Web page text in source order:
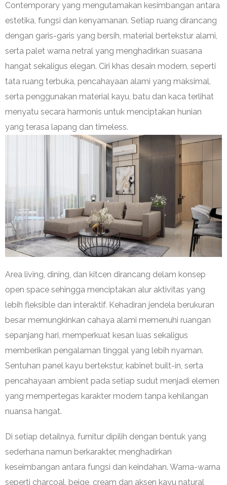
Contemporary yang mengutamakan kesimbangan antara
estetika, fungsi dan kenyamanan. Setiap ruang dirancang
dengan garis-garis yang bersih, material bertekstur alami,
serta palet warna netral yang menghadirkan suasana
hangat sekaligus elegan. Ciri khas desain modern, seperti
tata ruang terbuka, pencahayaan alami yang maksimal,
serta penggunakan material kayu, batu dan kaca terlihat
menyatu secara harmonis untuk menciptakan hunian
yang terasa lapang dan timeless.
Area living, dining, dan kitcen dirancang delam konsep
open space sehingga menciptakan alur aktivitas yang
lebih fleksible dan interaktif. Kehadiran jendela berukuran
besar memungkinkan cahaya alami memenuhi ruangan
sepanjang hari, memperkuat kesan luas sekaligus
memberikan pengalaman tinggal yang lebih nyaman.
Sentuhan panel kayu bertekstur, kabinet built-in, serta
pencahayaan ambient pada setiap sudut menjadi elemen
yang mempertegas karakter modern tanpa kehilangan
nuansa hangat.
Di setiap detailnya, furnitur dipilih dengan bentuk yang
sederhana namun berkarakter, menghadirkan
keseimbangan antara fungsi dan keindahan. Warna-warna
seperti charcoal, beige, cream dan aksen kayu natural